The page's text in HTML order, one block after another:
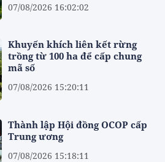
07/08/2026 16:02:02
Khuyến khích liên kết rừng
trồng từ 100 ha để cấp chung
mã số
07/08/2026 15:20:11
Thành lập Hội đồng OCOP cấp
Trung ương
07/08/2026 15:18:11